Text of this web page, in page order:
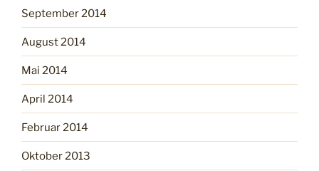
September 2014
August 2014
Mai 2014
April 2014
Februar 2014
Oktober 2013